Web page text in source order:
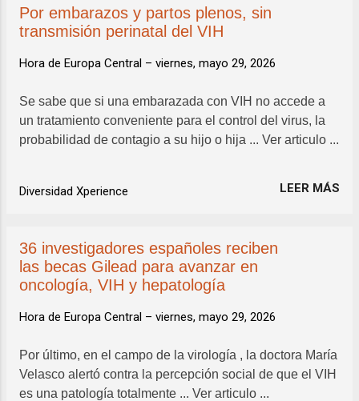
Por embarazos y partos plenos, sin
transmisión perinatal del VIH
Hora de Europa Central – viernes, mayo 29, 2026
Se sabe que si una embarazada con VIH no accede a
un tratamiento conveniente para el control del virus, la
probabilidad de contagio a su hijo o hija ... Ver articulo ...
Diversidad Xperience LEER MÁS
36 investigadores españoles reciben
las becas Gilead para avanzar en
oncología, VIH y hepatología
Hora de Europa Central – viernes, mayo 29, 2026
Por último, en el campo de la virología , la doctora María
Velasco alertó contra la percepción social de que el VIH
es una patología totalmente ... Ver articulo ...